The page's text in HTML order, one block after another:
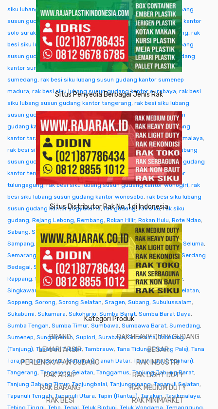
siku lubang susun gudang kantor singkawang,rak besi siku lubang
susun gudang kantor sofifi,rak besi siku lubang susun gudang kantor
solo surakarta,rak besi siku lubang susun gudang kantor sorong, rak
besi siku lubang susun gudang kantor subang,rak besi siku lubang
susun gudang kantor sukabumi,rak besi siku lubang susun gudang
kantor sumba ntt
rak besi siku lubang susun gudang kantor
sumedang, rak besi siku lubang susun gudang kantor sumenep
madura, rak besi siku lubang susun gudang kantor surabaya, rak besi
siku lubang susun gudang kantor tangerang, rak besi siku lubang
susun gudang kantor tangjung selor
rak besi siku lubang susun
gudang kantor tanjungpinang,rak besi siku lubang susun gudang
kantor tarakan, rak besi siku lubang susun gudang kantor tasikmalaya,
rak besi siku lubang susun gudang kantor tegal,rak besi siku lubang
susun gudang kantor temanggung,rak besi siku lubang susun gudang
kantor ternate tidore,rak besi siku lubang susun gudang kantor
tulungagung,rak besi siku lubang susun gudang kantor wonogiri, rak
besi siku lubang susun gudang kantor wonosobo, rak besi siku lubang
susun gudang kantor yogyakarta,rak gudang, rak siku,rak siku
gudang, Rejang Lebong, Rembang, Rokan Hilir, Rokan Hulu, Rote Ndao,
Sabang, Sabu Raijua ,Salatiga,Samarinda,Sambas,Samosir,
Sampang, Sanggau,Sarmi,Sarolangun,Sawahlunto,Sekadau,Seluma,
Semarang
Seram Bagian Barat Seram Bagian Timur,Serang,Serdang
Bedagai, Seruyan (Kuala Pembuang),Siak, Sibolga,Sidenreng
Rappang, Sidoarjo,Sigi,Sijunjung,Sikka,Simalungun,Simeulue,
Singkawang,Sinjai,Sintang,Situbondo,Sleman,Solok,Solok Selatan,
Soppeng, Sorong, Sorong Selatan, Sragen, Subang, Subulussalam,
Sukabumi, Sukamara, Sukoharjo, Sumba Barat, Sumba Barat Daya,
Sumba Tengah, Sumba Timur, Sumbawa, Sumbawa Barat, Sumedang,
Sumenep, Sungaipenuh, Supiori, Surabaya,Surakarta,Tabalong
(Tanjung), Tabanan, Takalar, Tambrauw, Tana Tidung (Tideng Pale), Tana
Toraja,Tanah Bumbu (Batulicin),Tanah Datar, Tanah Laut (Pelaihari),
Tangerang, Tangerang Selatan, Tanggamus, Tanjung Jabung Barat,
Tanjung Jabung Timur,Tanjungbalai, Tanjungpinang,Tapanuli Selatan,
Tapanuli Tengah, Tapanuli Utara, Tapin (Rantau), Tarakan,Tasikmalaya,
Tebing Tinggi Tebo Tegal Teluk Bintuni Teluk Wondama Temanggung
Situs Penyedia Berbagai Jenis Rak
Situs Distributor Rak No. 1 di Indonesia
Kategori Produk
BRAND
LEMARI ARSIP
PERLENGKAPAN GUDANG
RAK ARSIP
RAK BARANG
RAK BESI
RAK HEAVY DUTY GUDANG
BESAR
RAK INDUSTRI
RAK LIGHT DUTY
RAK MEDIUM DUTY
RAK MINIMARKET